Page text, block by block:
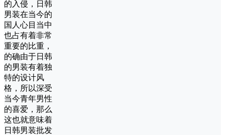
的入侵，日韩
男装在当今的
国人心目当中
也占有着非常
重要的比重，
的确由于日韩
的男装有着独
特的设计风
格，所以深受
当今青年男性
的喜爱，那么
这也就意味着
日韩男装批发